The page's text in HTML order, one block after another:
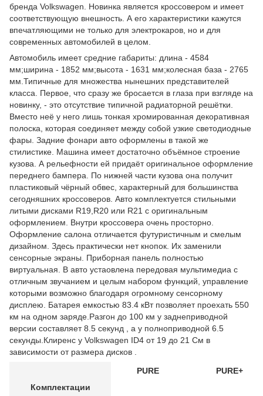
бренда Volkswagen. Новинка является кроссовером и имеет
соответствующую внешность. А его характеристики кажутся
впечатляющими не только для электрокаров, но и для
современных автомобилей в целом.
Автомобиль имеет средние габариты: длина - 4584
мм;ширина - 1852 мм;высота - 1631 мм;колесная база - 2765
мм.Типичные для множества нынешних представителей
класса. Первое, что сразу же бросается в глаза при взгляде на
новинку, - это отсутствие типичной радиаторной решётки.
Вместо неё у него лишь тонкая хромированная декоративная
полоска, которая соединяет между собой узкие светодиодные
фары. Задние фонари авто оформлены в такой же
стилистике. Машина имеет достаточно объёмное строение
кузова. А рельефности ей придаёт оригинальное оформление
переднего бампера. По нижней части кузова она получит
пластиковый чёрный обвес, характерный для большинства
сегодняшних кроссоверов. Авто комплектуется стильными
литыми дисками R19,R20 или R21 с оригинальным
оформлением. Внутри кроссовера очень просторно.
Оформление салона отличается футуристичным и смелым
дизайном. Здесь практически нет кнопок. Их заменили
сенсорные экраны. Приборная панель полностью
виртуальная. В авто устаовлена передовая мультимедиа с
отличным звучанием и целым набором функций, управление
которыми возможно благодаря огромному сенсорному
дисплею. Батарея емкостью 83.4 кВт позволяет проехать 550
км на одном заряде.Разгон до 100 км у заднеприводной
версии составляет 8.5 секунд , а у полноприводной 6.5
секунды.Клиренс у Volkswagen ID4 от 19 до 21 См в
зависимости от размера дисков .
Комплектации
PURE PURE+